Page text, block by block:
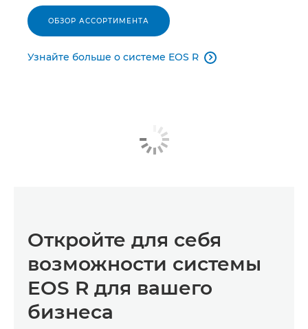
ОБЗОР АССОРТИМЕНТА
Узнайте больше о системе EOS R 
Откройте для себя
возможности системы
EOS R для вашего
бизнеса